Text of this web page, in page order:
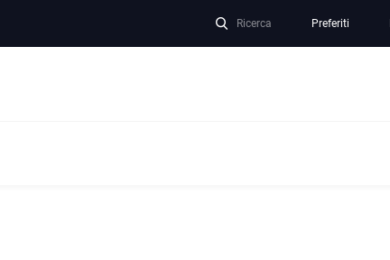
Ricerca Preferiti